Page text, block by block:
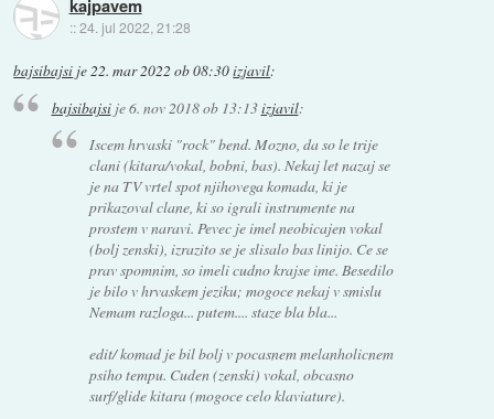
kajpavem
::24. jul 2022, 21:28
bajsibajsi je22. mar 2022 ob 08:30izjavil:
bajsibajsije6. nov 2018 ob 13:13izjavil:
Iscem hrvaski "rock" bend. Mozno, da so le trije
clani (kitara/vokal, bobni, bas). Nekaj let nazaj se
je na TV vrtel spot njihovega komada, ki je
prikazoval clane, ki so igrali instrumente na
prostem v naravi. Pevec je imel neobicajen vokal
(bolj zenski), izrazito se je slisalo bas linijo. Ce se
prav spomnim, so imeli cudno krajse ime. Besedilo
je bilo v hrvaskem jeziku; mogoce nekaj v smislu
Nemam razloga... putem.... staze bla bla...
edit/ komad je bil bolj v pocasnem melanholicnem
psiho tempu. Cuden (zenski) vokal, obcasno
surf/glide kitara (mogoce celo klaviature).